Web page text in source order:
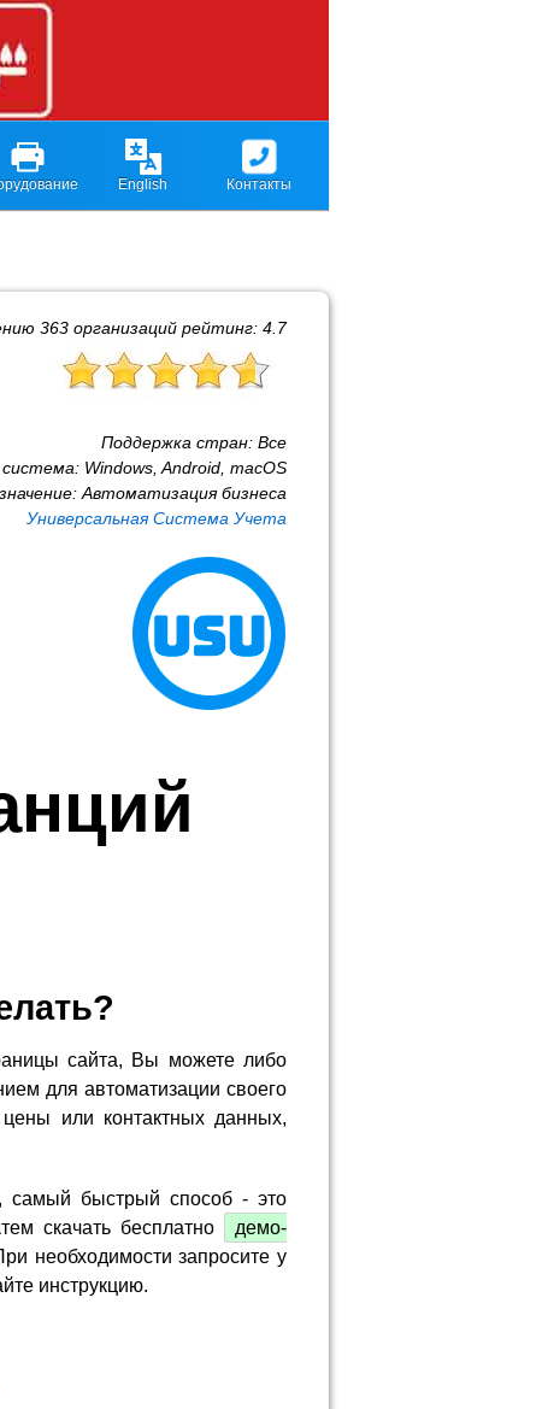
English Контакты
363 организаций рейтинг: 4.7
Поддержка стран: Все
Windows, Android, macOS
Автоматизация бизнеса
Универсальная Система Учета
сайта, Вы можете либо
для автоматизации своего
или контактных данных,
самый быстрый способ - это
скачать бесплатно
демо-
необходимости запросите у
инструкцию.